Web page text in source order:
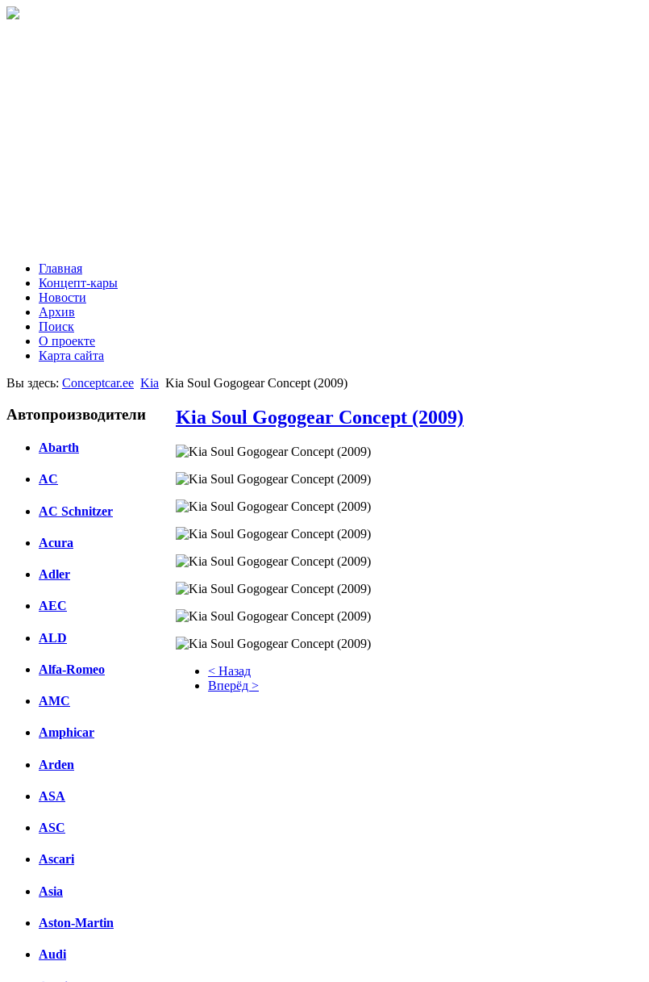
Главная
Концепт-кары
Новости
Архив
Поиск
О проекте
Карта сайта
Вы здесь: Conceptcar.ee Kia Kia Soul Gogogear Concept (2009)
Автопроизводители
Abarth
AC
AC Schnitzer
Acura
Adler
AEC
ALD
Alfa-Romeo
AMC
Amphicar
Arden
ASA
ASC
Ascari
Asia
Aston-Martin
Audi
Kia Soul Gogogear Concept (2009)
< Назад
Вперёд >